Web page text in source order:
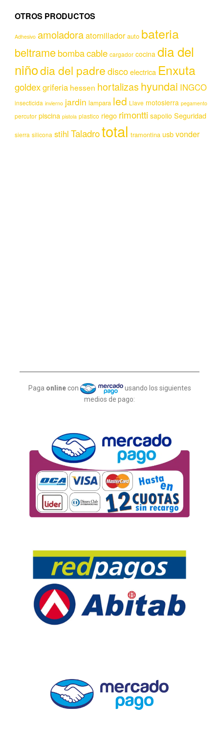
OTROS PRODUCTOS
Adhesivo amoladoraatornillador auto bateria
beltramebombacable cargador cocina dia del
niñodia del padrediscoelectrica Enxuta
goldexgriferia hessen hortalizas hyundai INGCO
insecticida invierno jardin lampara led Llave motosierra pegamento
percutor piscina pistola plastico riego rimontti sapolio Seguridad
sierra silicona stihl Taladrototal tramontina usbvonder
Paga online con
usando los siguientes
medios de pago: